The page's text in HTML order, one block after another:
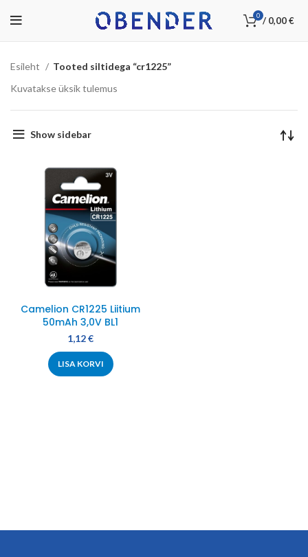
0 / 0,00€
Esileht
Tooted siltidega “cr1225”
Kuvatakse üksik tulemus
Show sidebar
Camelion CR1225 Liitium
50mAh 3,0V BL1
1,12€
LISA KORVI